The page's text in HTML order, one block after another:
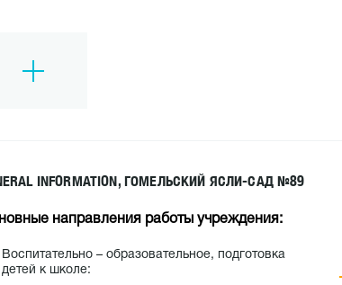
INFORMATION, ГОМЕЛЬСКИЙ ЯСЛИ-САД №89
направления работы учреждения :
Воспитательно – образовательное, подготовка
детей к школе: